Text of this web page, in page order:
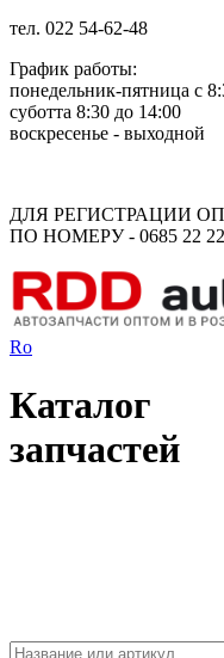
тел. 022 54-62-48
График работы:
понедельник-пятница с
суботта 8:30 до 14:00
воскресенье - выходной
ДЛЯ РЕГИСТРАЦИИ
ПО НОМЕРУ - 0685 22
Ro
Каталог
запчастей